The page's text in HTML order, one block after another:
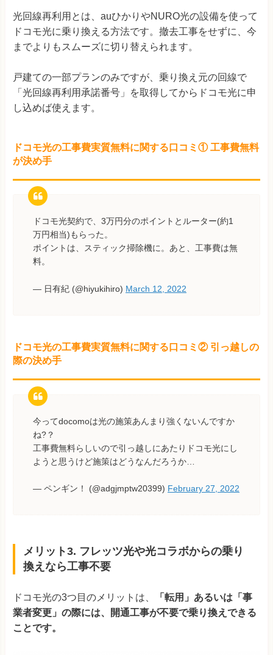
光回線再利用とは、auひかりやNURO光の設備を使って
ドコモ光に乗り換える方法です。撤去工事をせずに、今
までよりもスムーズに切り替えられます。
戸建ての一部プランのみですが、乗り換え元の回線で
「光回線再利用承諾番号」を取得してからドコモ光に申
し込めば使えます。
ドコモ光の工事費実質無料に関する口コミ① 工事費無料
が決め手
ドコモ光契約で、3万円分のポイントとルーター(約1
万円相当)もらった。
ポイントは、スティック掃除機に。あと、工事費は無
料。
— 日有紀 (@hiyukihiro) March 12, 2022
ドコモ光の工事費実質無料に関する口コミ② 引っ越しの
際の決め手
今ってdocomoは光の施策あんまり強くないんですか
ね?？
工事費無料らしいので引っ越しにあたりドコモ光にし
ようと思うけど施策はどうなんだろうか…
— ペンギン！ (@adgjmptw20399) February 27, 2022
メリット3. フレッツ光や光コラボからの乗り
換えなら工事不要
ドコモ光の3つ目のメリットは、
「転用」あるいは「事
業者変更」の際には、開通工事が不要で乗り換えできる
ことです。